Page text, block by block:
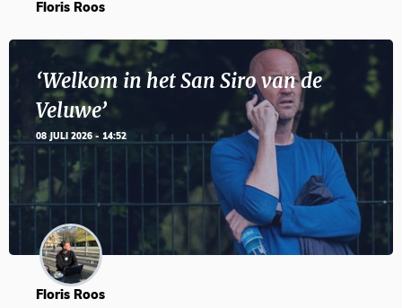
Floris Roos
‘Welkom in het San Siro van de
Veluwe’
08 JULI 2026 - 14:52
Floris Roos